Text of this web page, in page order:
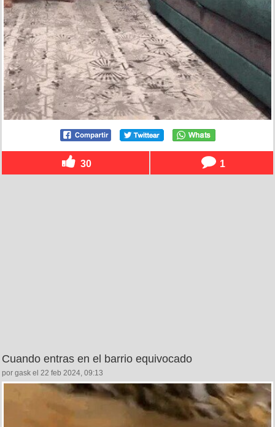
30 1
Cuando entras en el barrio equivocado
por gask el 22 feb 2024, 09:13